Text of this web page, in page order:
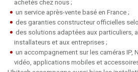
achetés chez nous ;
un service après-vente basé en France ;
des garanties constructeur officielles
des solutions adaptées aux particuliers,
installateurs et aux entreprises ;
un accompagnement sur les caméras IP,
vidéo, applications mobiles et